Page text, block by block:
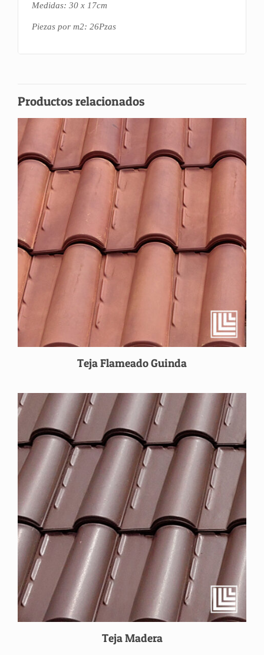
Medidas: 30 x 17cm
Piezas por m2: 26Pzas
Productos relacionados
Teja Flameado Guinda
Teja Madera